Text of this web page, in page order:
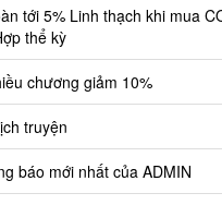
607 chương
tới 5% Linh thạch khi mua
thể kỳ
chương giảm 10%
truyện
báo mới nhất của ADMIN